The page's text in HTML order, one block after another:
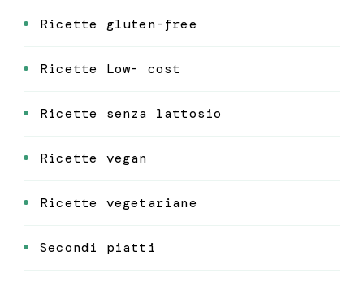
Ricette gluten-free
Ricette Low- cost
Ricette senza lattosio
Ricette vegan
Ricette vegetariane
Secondi piatti